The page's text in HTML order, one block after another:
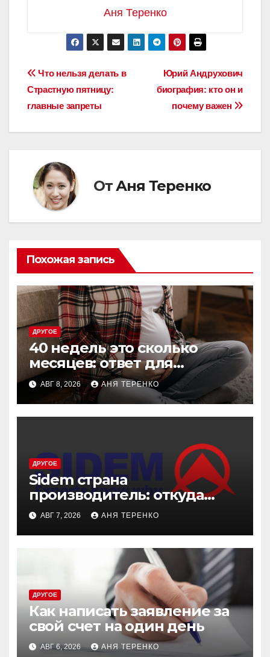
Аня Теренко
Навигация
по
записям
Юрий Андрухович
биография: кто он и
почему важен
Что нельзя делать в
Страстную пятницу:
главные запреты
ОтАня Теренко
Похожая запись
ДРУГОЕ
40 недель это сколько
месяцев: ответ для
беременных и не только
АВГ 8, 2026 АНЯ ТЕРЕНКО
ДРУГОЕ
Sidem страна
производитель: откуда
родом эти детали
АВГ 7, 2026 АНЯ ТЕРЕНКО
ДРУГОЕ
Как написать заявление за
свой счет на один день
АВГ 6, 2026 АНЯ ТЕРЕНКО